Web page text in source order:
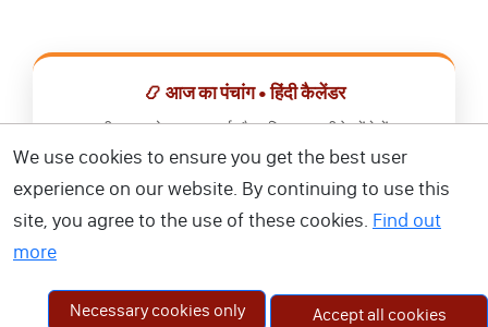
📿 आज का पंचांग • हिंदी कैलेंडर
सभी व्रत, त्योहार, शुभ मुहूर्त और राशिफल एक ही ऐप में देखें।
📅 हिंदी कैलेंडर ऐप डाउनलोड करें
We use cookies to ensure you get the best user
experience on our website. By continuing to use this
site, you agree to the use of these cookies. Find out
more
Necessary cookies only Accept all cookies